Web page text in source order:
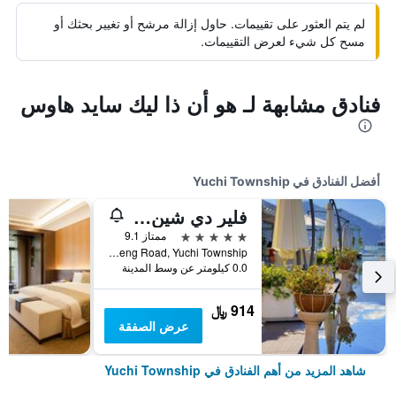
لم يتم العثور على تقييمات. حاول إزالة مرشح أو تغيير بحثك أو
مسح كل شيء لعرض التقييمات.
فنادق مشابهة لـ هو أن ذا ليك سايد هاوس
أفضل الفنادق في Yuchi Township
فلير دي شين أوتل
5 نجوم
ممتاز 9.1
No. 23, Zhongzheng Road, Yuchi Township, تايوان
0.0 كيلومتر عن وسط المدينة
914 ﷼
عرض الصفقة
شاهد المزيد من أهم الفنادق في Yuchi Township